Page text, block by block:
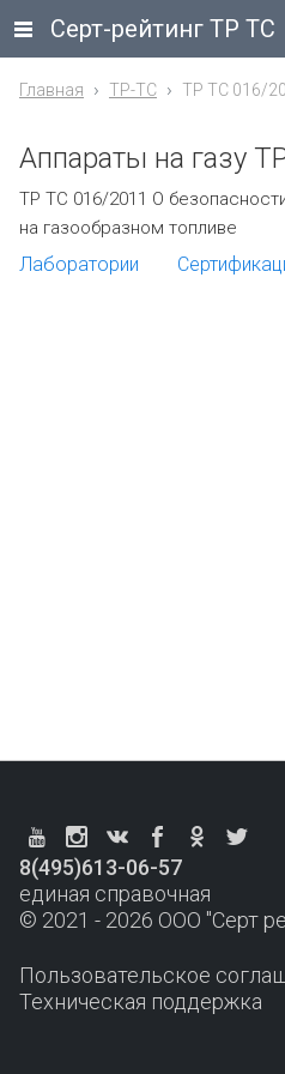
Серт-рейтинг ТР ТС
Главная ТР-ТС ТР ТС 016/
Аппараты на газу
ТР ТС 016/2011 О
на газообразном топливе
Лаборатории
8(495)613-06-57
единая справочная
© 2021 - 2026 ООО "Серт
Пользовательское
Техническая поддержка